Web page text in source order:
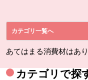
カテゴリ一覧へ
あてはまる消費材はあ
カテゴリで探